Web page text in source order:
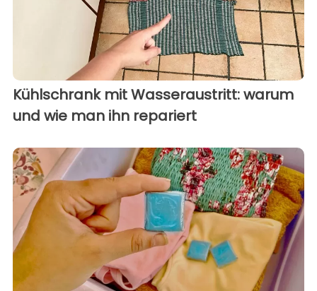
Kühlschrank mit Wasseraustritt: warum
und wie man ihn repariert